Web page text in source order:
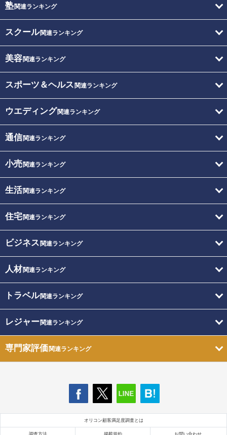
塾関連ランキング
スクール関連ランキング
美容関連ランキング
スポーツ＆ヘルス 関連ランキング
ウエディング関連ランキング
通信関連ランキング
小売関連ランキング
生活関連ランキング
住宅関連ランキング
ビジネス 関連ランキング
人材関連ランキング
トラベル関連ランキング
レジャー関連ランキング
専門家評価関連ランキング
オリコン顧客満足度調査とは
調査方法 掲載規約 お問い合わせ